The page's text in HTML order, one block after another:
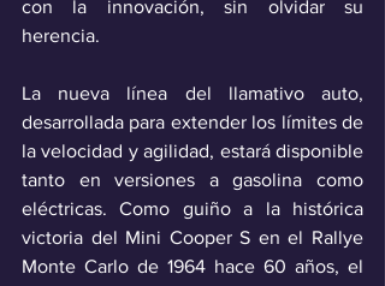
con la innovación, sin olvidar su
herencia.
La nueva línea del llamativo auto,
desarrollada para extender los límites de
la velocidad y agilidad, estará disponible
tanto en versiones a gasolina como
eléctricas. Como guiño a la histórica
victoria del Mini Cooper S en el Rallye
Monte Carlo de 1964 hace 60 años, el